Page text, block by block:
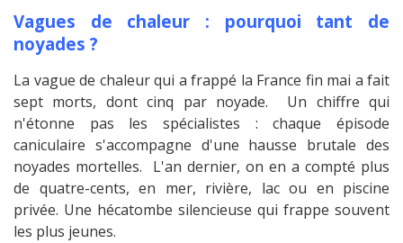
Vagues de chaleur : pourquoi tant de
noyades ?
La vague de chaleur qui a frappé la France fin mai a fait
sept morts, dont cinq par noyade. Un chiffre qui
n'étonne pas les spécialistes : chaque épisode
caniculaire s'accompagne d'une hausse brutale des
noyades mortelles. L'an dernier, on en a compté plus
de quatre-cents, en mer, rivière, lac ou en piscine
privée. Une hécatombe silencieuse qui frappe souvent
les plus jeunes.